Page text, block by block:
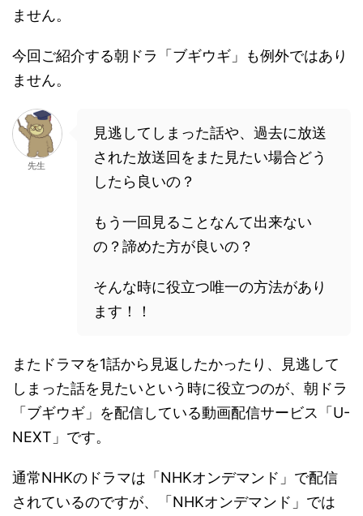
ません。
今回ご紹介する朝ドラ「ブギウギ」も例外ではあり
ません。
先生
見逃してしまった話や、過去に放送
された放送回をまた見たい場合どう
したら良いの？
もう一回見ることなんて出来ない
の？諦めた方が良いの？
そんな時に役立つ唯一の方法があり
ます！！
またドラマを1話から見返したかったり、見逃して
しまった話を見たいという時に役立つのが、朝ドラ
「ブギウギ」を配信している動画配信サービス「U-
NEXT」です。
通常NHKのドラマは「NHKオンデマンド」で配信
されているのですが、「NHKオンデマンド」では